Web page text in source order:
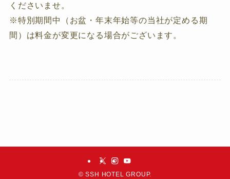
くださいませ。
※特別期間中（お盆・年末年始等の当社が定める期
間）は料金が変更になる場合がございます。
© SSH HOTEL GROUP.